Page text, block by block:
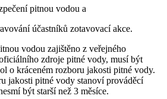
pitnou vodou a
účastníků zotavovací akce.
vodou zajištěno z veřejného
zdroje pitné vody, musí být
o kráceném rozboru jakosti pitné vody.
jakosti pitné vody stanoví prováděcí
být starší než 3 měsíce.